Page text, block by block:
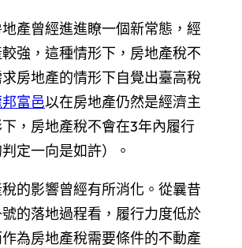
產曾經進進瞭一個新常態，經
強，這種情形下，房地產稅不
房地產的情形下自覺出臺高稅
富邑以在房地產仍然是經濟主
，房地產稅不會在3年內履行
判定一向是如許）。
的影響曾經有所消化。從曩昔
的落地過程看，履行力度低於
為房地產稅需要條件的不動產